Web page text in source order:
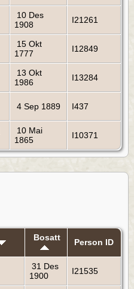
10 Des
1908
I21261
15 Okt
1777
I12849
13 Okt
1986
I13284
4 Sep 1889 I437
10 Mai
1865
I10371
Bosatt Person ID
31 Des
1900
I21535